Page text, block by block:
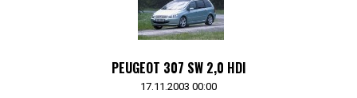
PEUGEOT 307 SW 2,0 HDI
17.11.2003 00:00